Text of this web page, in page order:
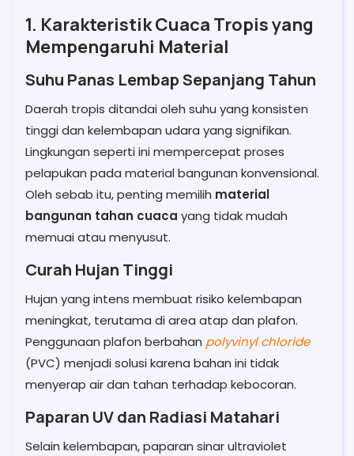
1. Karakteristik Cuaca Tropis yang
Mempengaruhi Material
Suhu Panas Lembap Sepanjang Tahun
Daerah tropis ditandai oleh suhu yang konsisten
tinggi dan kelembapan udara yang signifikan.
Lingkungan seperti ini mempercepat proses
pelapukan pada material bangunan konvensional.
Oleh sebab itu, penting memilih material
bangunan tahan cuaca yang tidak mudah
memuai atau menyusut.
Curah Hujan Tinggi
Hujan yang intens membuat risiko kelembapan
meningkat, terutama di area atap dan plafon.
Penggunaan plafon berbahan polyvinyl chloride
(PVC) menjadi solusi karena bahan ini tidak
menyerap air dan tahan terhadap kebocoran.
Paparan UV dan Radiasi Matahari
Selain kelembapan, paparan sinar ultraviolet